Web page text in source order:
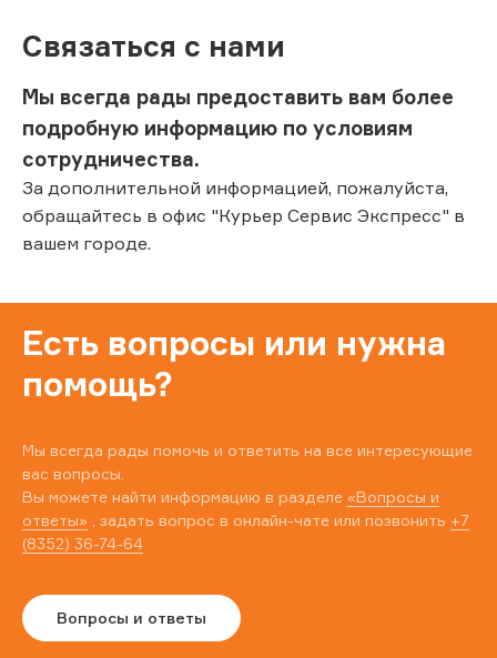
Связаться с нами
Мы всегда рады предоставить вам более
подробную информацию по условиям
сотрудничества.
За дополнительной информацией, пожалуйста,
обращайтесь в офис "Курьер Сервис Экспресс" в
вашем городе.
Есть вопросы или нужна
помощь?
Мы всегда рады помочь и ответить на все интересующие
вас вопросы.
Вы можете найти информацию в разделе «Вопросы и
ответы» , задать вопрос в онлайн-чате или позвонить +7
(8352) 36-74-64
Вопросы и ответы